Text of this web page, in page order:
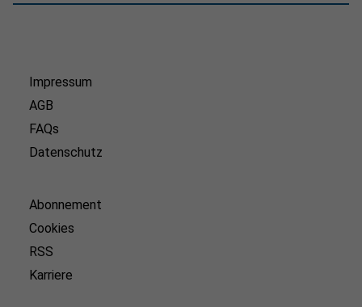
Impressum
AGB
FAQs
Datenschutz
Abonnement
Cookies
RSS
Karriere